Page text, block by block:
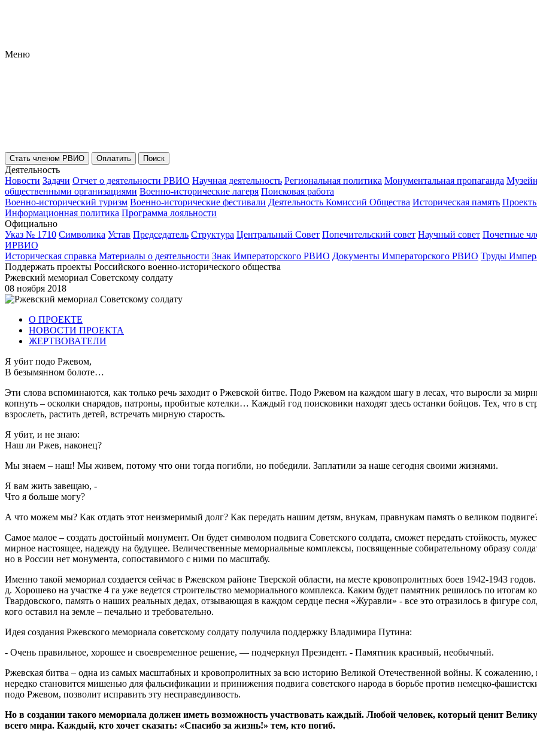
Меню
Стать членом РВИО Оплатить Поиск
Деятельность
Новости Задачи Отчет о деятельности РВИО Научная деятельность Региональная политика Монументальная пропаганда
общественными организациями Военно-исторические лагеря Поисковая работа
Военно-исторический туризм Военно-исторические фестивали Деятельность Комиссий Общества Историческая память
Информационная политика Программа лояльности
Официально
Указ № 1710 Символика Устав Председатель Структура Центральный Совет Попечительский совет Научный совет Почетные
ИРВИО
Историческая справка Материалы о деятельности Знак Императорского РВИО Документы Императорского РВИО Труды
Поддержать проекты Российского военно-исторического общества
Ржевский мемориал Советскому солдату
08 ноября 2018
О ПРОЕКТЕ
НОВОСТИ ПРОЕКТА
ЖЕРТВОВАТЕЛИ
Я убит подо Ржевом,
В безымянном болоте…
Эти слова вспоминаются, как только речь заходит о Ржевской битве. Подо Ржевом на каждом шагу в лесах, что выросли за
копнуть – осколки снарядов, патроны, пробитые котелки… Каждый год поисковики находят здесь останки бойцов. Тех, что в
взрослеть, растить детей, встречать мирную старость.
Я убит, и не знаю:
Наш ли Ржев, наконец?
Мы знаем – наш! Мы живем, потому что они тогда погибли, но победили. Заплатили за наше сегодня своими жизнями.
Я вам жить завещаю, -
Что я больше могу?
А что можем мы? Как отдать этот неизмеримый долг? Как передать нашим детям, внукам, правнукам память о великом
Самое малое – создать достойный монумент. Он будет символом подвига Советского солдата, сможет передать стойкость,
мирное настоящее, надежду на будущее. Величественные мемориальные комплексы, посвященные собирательному образу
но в России нет монумента, сопоставимого с ними по масштабу.
Именно такой мемориал создается сейчас в Ржевском районе Тверской области, на месте кровопролитных боев 1942-1943
д. Хорошево на участке 4 га уже ведется строительство мемориального комплекса. Каким будет памятник решилось по итогам
Твардовского, память о наших реальных дедах, отзывающая в каждом сердце песня «Журавли» - все это отразилось в фигуре
кого оставил на земле – печально и требовательно.
Идея создания Ржевского мемориала советскому солдату получила поддержку Владимира Путина:
- Очень правильное, хорошее и своевременное решение, — подчеркнул Президент. - Памятник красивый, необычный.
Ржевская битва – одна из самых масштабных и кровопролитных за всю историю Великой Отечественной войны. К сожалению,
нередко становится мишенью для фальсификации и принижения подвига советского народа в борьбе против немецко-
подо Ржевом, позволит исправить эту несправедливость.
Но в создании такого мемориала должен иметь возможность участвовать каждый. Любой человек, который ценит
всего мира. Каждый, кто хочет сказать: «Спасибо за жизнь!» тем, кто погиб.